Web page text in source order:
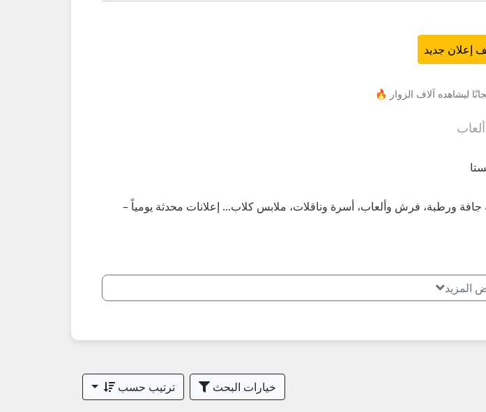
ليشاهده آلاف الزوار 🔥
ورطبة، فرش وألعاب، أسرة وناقلات، ملابس كلاب... إعلانات محدثة يومياً –
المزيد
خيارات البحث ترتيب حسب